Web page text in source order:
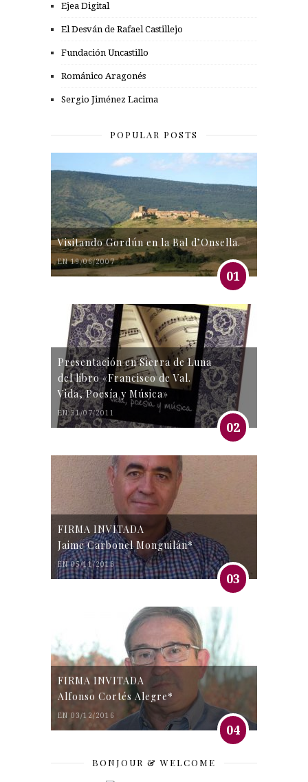
Ejea Digital
El Desván de Rafael Castillejo
Fundación Uncastillo
Románico Aragonés
Sergio Jiménez Lacima
POPULAR POSTS
Visitando Gordún en la Bal d’Onsella.
EN 19/06/2007
01
Presentación en Sierra de Luna
del libro «Francisco de Val.
Vida, Poesía y Música»
EN 31/07/2011
02
FIRMA INVITADA
Jaime Carbonel Monguilán*
EN 05/11/2016
03
FIRMA INVITADA
Alfonso Cortés Alegre*
EN 03/12/2016
04
BONJOUR & WELCOME